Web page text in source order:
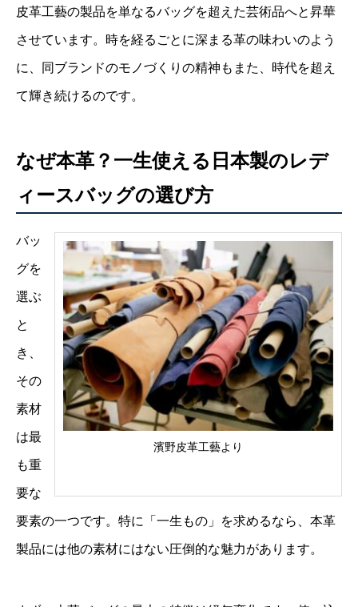
皮革工藝の製品を単なるバッグを超えた芸術品へと昇華
させています。時を経るごとに深まる革の味わいのよう
に、同ブランドのモノづくりの精神もまた、時代を超え
て輝き続けるのです。
なぜ本革？一生使える日本製のレデ
ィースバッグの選び方
濱野皮革工藝より
バッ
グを
選ぶ
と
き、
その
素材
は最
も重
要な
要素の一つです。特に「一生もの」を求めるなら、本革
製品には他の素材にはない圧倒的な魅力があります。